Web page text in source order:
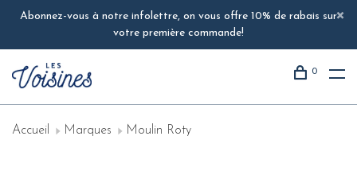
Abonnez-vous à notre infolettre, on vous offre 10% de rabais sur
votre première commande!
0
Accueil Marques Moulin Roty